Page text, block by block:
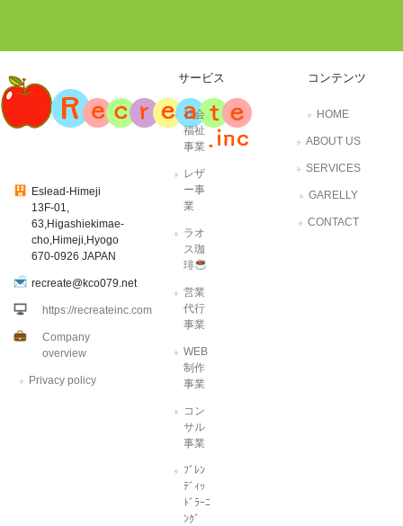
Eslead-Himeji
13F-01,
63,Higashiekimae-
cho,Himeji,Hyogo
670-0926 JAPAN
recreate@kco079.net
https://recreateinc.com
Company
overview
Privacy policy
サービス
社会
福祉
事業
レザ
ー事
業
ラオ
ス珈
琲
営業
代行
事業
WEB
制作
事業
コン
サル
事業
ﾌﾞﾚﾝ
ﾃﾞｨｯ
ﾄﾞﾗｰﾆ
ﾝｸﾞ
コンテンツ
HOME
ABOUT US
SERVICES
GARELLY
CONTACT